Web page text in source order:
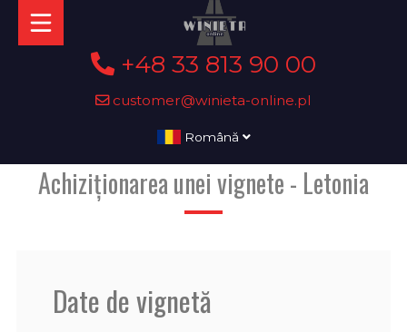
+48 33 813 90 00
customer@winieta-online.pl
Română
Achiziționarea unei vignete - Letonia
Date de vignetă